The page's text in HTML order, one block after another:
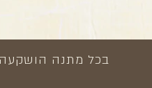
בכל מתנה הושקעה